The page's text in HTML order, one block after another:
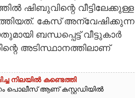
ഷിബുവിന്റെ വീട്ടിലേക്കുള്ള
കേസ് അന്വേഷിക്കുന്ന
ബന്ധപ്പെട്ട് വീട്ടുകാർ
അടിസ്ഥാനത്തിലാണ്
നിലയിൽ കണ്ടെത്തി
പൊലീസ് ആണ് കസ്റ്റഡിയിൽ